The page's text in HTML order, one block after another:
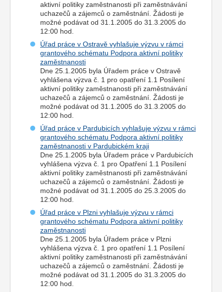
aktivní politiky zaměstnanosti při zaměstnávání
uchazečů a zájemců o zaměstnání. Žádosti je
možné podávat od 31.1.2005 do 31.3.2005 do
12:00 hod.
Úřad práce v Ostravě vyhlašuje výzvu v rámci
grantového schématu Podpora aktivní politiky
zaměstnanosti
Dne 25.1.2005 byla Úřadem práce v Ostravě
vyhlášena výzva č. 1 pro opatření 1.1 Posílení
aktivní politiky zaměstnanosti při zaměstnávání
uchazečů a zájemců o zaměstnání. Žádosti je
možné podávat od 31.1.2005 do 31.3.2005 do
12:00 hod.
Úřad práce v Pardubicích vyhlašuje výzvu v rámci
grantového schématu Podpora aktivní politiky
zaměstnanosti v Pardubickém kraji
Dne 25.1.2005 byla Úřadem práce v Pardubicích
vyhlášena výzva č. 1 pro Opatření 1.1 Posílení
aktivní politiky zaměstnanosti při zaměstnávání
uchazečů a zájemců o zaměstnání. Žádosti je
možné podávat od 31.1.2005 do 25.3.2005 do
12:00 hod.
Úřad práce v Plzni vyhlašuje výzvu v rámci
grantového schématu Podpora aktivní politiky
zaměstnanosti
Dne 25.1.2005 byla Úřadem práce v Plzni
vyhlášena výzva č. 1 pro opatření 1.1 Posílení
aktivní politiky zaměstnanosti při zaměstnávání
uchazečů a zájemců o zaměstnání. Žádosti je
možné podávat od 31.1.2005 do 31.3.2005 do
12:00 hod.